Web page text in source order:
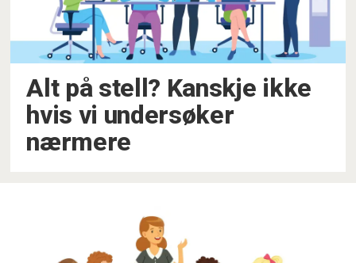
Alt på stell? Kanskje ikke
hvis vi undersøker
nærmere